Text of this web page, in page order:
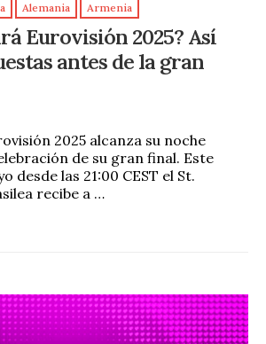
Alemania Armenia
Eurovisión 2025? Así
antes de la gran
2025 alcanza su noche
de su gran final. Este
desde las 21:00 CEST el St.
recibe a …